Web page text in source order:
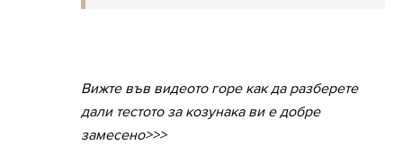
Вижте във видеото горе как да разберете
дали тестото за козунака ви е добре
замесено>>>